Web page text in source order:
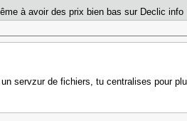
à avoir des prix bien bas sur Declic
servzur de fichiers, tu centralises pour